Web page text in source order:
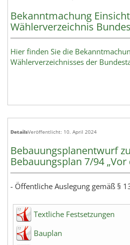
Bekanntmachung
Wählerverzeichnis
Hier finden Sie die
Wählerverzeichnisses der
Bebauungsplanentwurf
Bebauungsplan 7/94
DetailsVeröffentlicht: 10. April 2024
- Öffentliche Auslegung gemäß §
Textliche Festsetzungen
Bauplan